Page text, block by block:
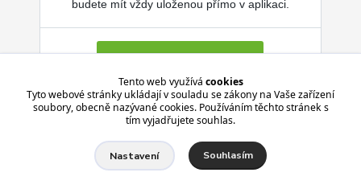
budete mít vždy uloženou přímo v aplikaci.
Aplikace je zdarma pro Android i iPhone.
Tento web využívá cookies
Tyto webové stránky ukládají v souladu se zákony na Vaše zařízení
soubory, obecně nazývané cookies. Používáním těchto stránek s
tím vyjadřujete souhlas.
Nastavení Souhlasím